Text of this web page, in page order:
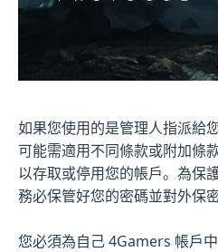
如果您使用的是管理人指派給
可能需適用不同條款或附加條
以存取或停用您的帳戶。為保
務必保管好您的密碼並對外保密
您必須為自己 4Gamers 帳戶